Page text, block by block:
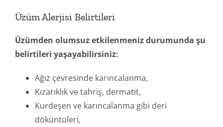
Üzüm Alerjisi Belirtileri
Üzümden olumsuz etkilenmeniz durumunda şu
belirtileri yaşayabilirsiniz:
Ağız çevresinde karıncalanma,
Kızarıklık ve tahriş, dermatit,
Kurdeşen ve karıncalanma gibi deri
döküntüleri,